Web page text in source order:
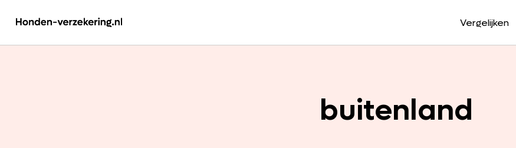
Vergelijken
buitenland